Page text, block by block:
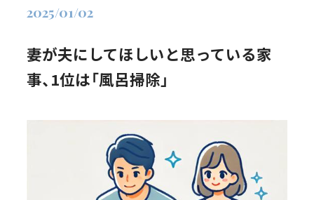
妻が夫にしてほしいと思っている家
事、1位は「風呂掃除」
2025/01/02